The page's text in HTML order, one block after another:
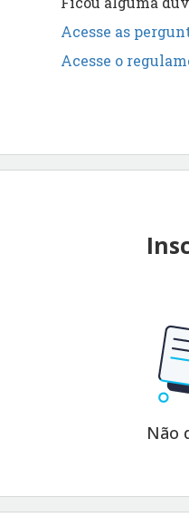
Acesse as
Acesse o
Não